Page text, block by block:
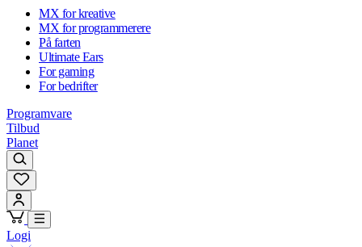
MX for kreative
MX for programmerere
På farten
Ultimate Ears
For gaming
For bedrifter
Programvare
Tilbud
Planet
Logi